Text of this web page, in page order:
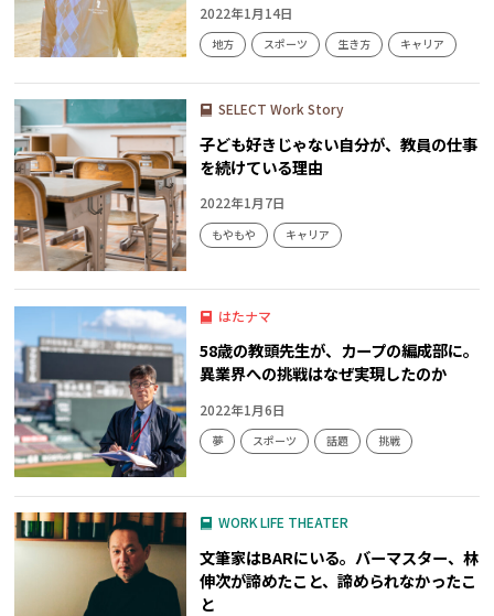
2022年1月14日
地方 スポーツ 生き方 キャリア
SELECT Work Story
子ども好きじゃない自分が、教員の仕事
を続けている理由
2022年1月7日
もやもや キャリア
はたナマ
58歳の教頭先生が、カープの編成部に。
異業界への挑戦はなぜ実現したのか
2022年1月6日
夢 スポーツ 話題 挑戦
WORK LIFE THEATER
文筆家はBARにいる。バーマスター、林
伸次が諦めたこと、諦められなかったこ
と